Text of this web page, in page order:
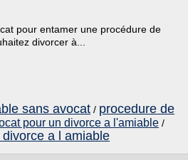
pour entamer une procédure de
divorcer à...
sans avocat / procedure de
pour un divorce a l'amiable /
a l amiable